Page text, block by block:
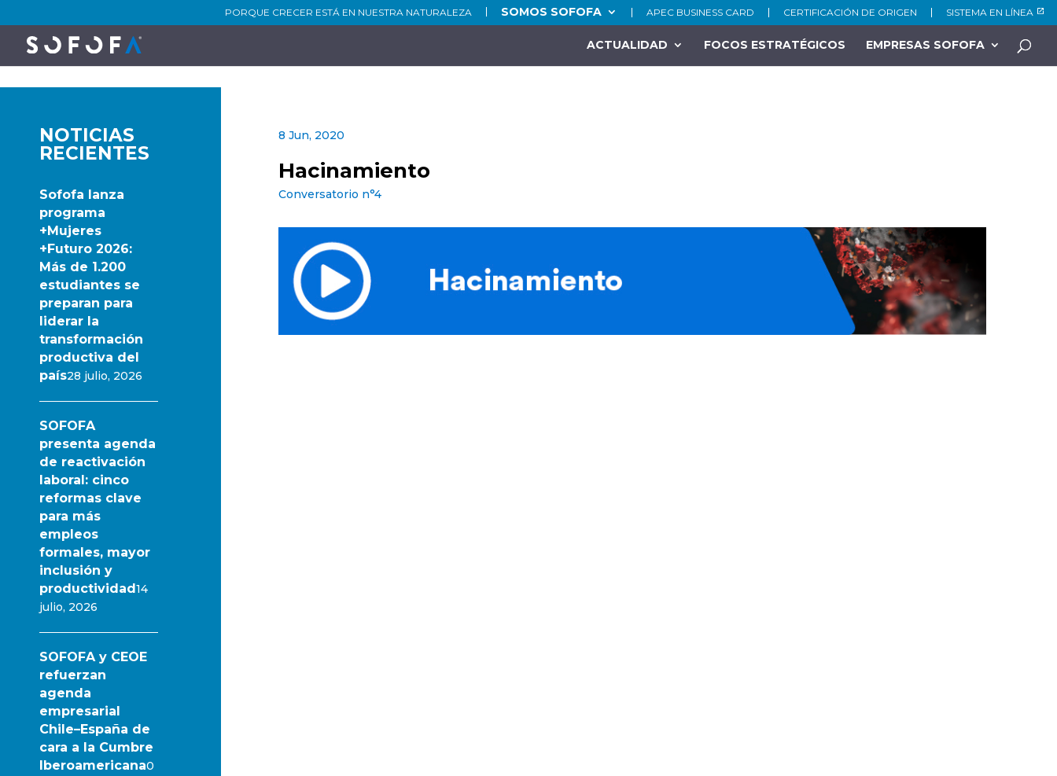
PORQUE CRECER ESTÁ EN NUESTRA NATURALEZA SOMOS SOFOFA APEC BUSINESS CARD CERTIFICACIÓN DE ORIGEN SISTEMA EN LÍNEA
ACTUALIDAD FOCOS ESTRATÉGICOS EMPRESAS SOFOFA
NOTICIAS
RECIENTES
Sofofa lanza
programa
+Mujeres
+Futuro 2026:
Más de 1.200
estudiantes se
preparan para
liderar la
transformación
productiva del
país28 julio, 2026
SOFOFA
presenta agenda
de reactivación
laboral: cinco
reformas clave
para más
empleos
formales, mayor
inclusión y
productividad14
julio, 2026
SOFOFA y CEOE
refuerzan
agenda
empresarial
Chile–España de
cara a la Cumbre
Iberoamericana0
8 Jun, 2020
Hacinamiento
Conversatorio n°4